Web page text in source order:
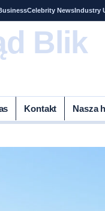
Celebrity NewsIndustry
Blik
Kontakt Nasza